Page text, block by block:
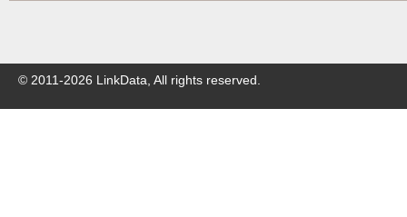
© 2011-2026 LinkData, All rights reserved.